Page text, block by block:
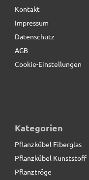
Kontakt
Impressum
Datenschutz
AGB
Cookie-Einstellungen
Kategorien
Pflanzkübel Fiberglas
Pflanzkübel Kunststoff
Pflanztröge